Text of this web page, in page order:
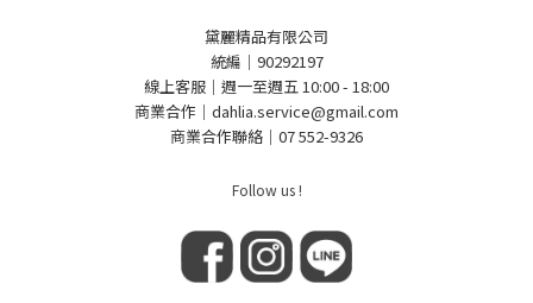
黛麗精品有限公司
統編｜90292197
線上客服｜週一至週五 10:00 - 18:00
商業合作｜dahlia.service@gmail.com
商業合作聯絡｜07 552-9326
Follow us !